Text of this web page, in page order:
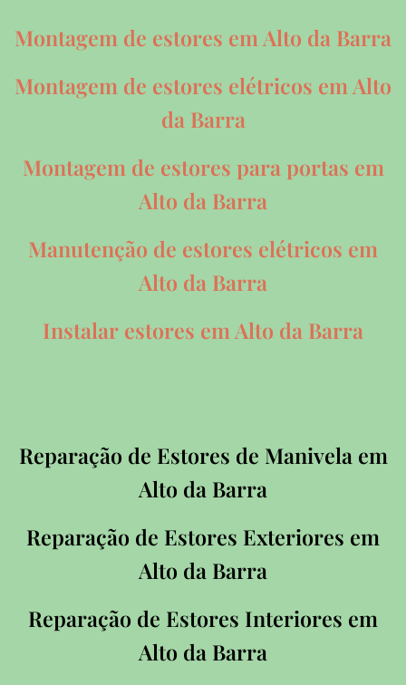
Montagem de estores em Alto da Barra
Montagem de estores elétricos em Alto
da Barra
Montagem de estores para portas em
Alto da Barra
Manutenção de estores elétricos em
Alto da Barra
Instalar estores em Alto da Barra
Reparação de Estores de Manivela em
Alto da Barra
Reparação de Estores Exteriores em
Alto da Barra
Reparação de Estores Interiores em
Alto da Barra